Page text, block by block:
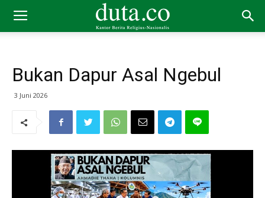
Bukan Dapur Asal Ngebul
3 Juni 2026